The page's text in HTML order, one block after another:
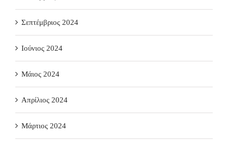
Σεπτέμβριος 2024
Ιούνιος 2024
Μάιος 2024
Απρίλιος 2024
Μάρτιος 2024